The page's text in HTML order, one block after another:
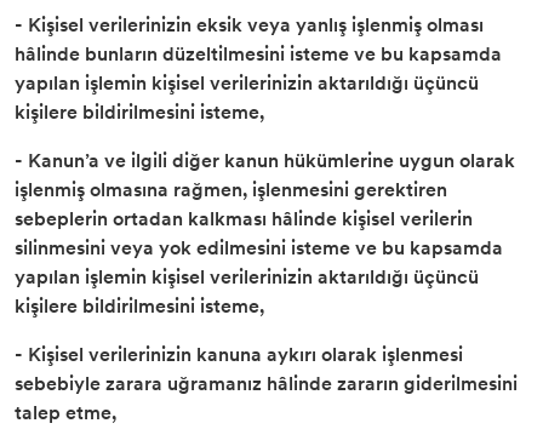
- Kişisel verilerinizin eksik veya yanlış işlenmiş olması
hâlinde bunların düzeltilmesini isteme ve bu kapsamda
yapılan işlemin kişisel verilerinizin aktarıldığı üçüncü
kişilere bildirilmesini isteme,
- Kanun’a ve ilgili diğer kanun hükümlerine uygun olarak
işlenmiş olmasına rağmen, işlenmesini gerektiren
sebeplerin ortadan kalkması hâlinde kişisel verilerin
silinmesini veya yok edilmesini isteme ve bu kapsamda
yapılan işlemin kişisel verilerinizin aktarıldığı üçüncü
kişilere bildirilmesini isteme,
- Kişisel verilerinizin kanuna aykırı olarak işlenmesi
sebebiyle zarara uğramanız hâlinde zararın giderilmesini
talep etme,